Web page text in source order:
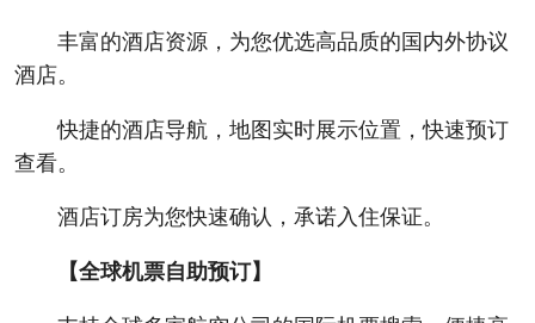
丰富的酒店资源，为您优选高品质的国内外协议
酒店。
快捷的酒店导航，地图实时展示位置，快速预订
查看。
酒店订房为您快速确认，承诺入住保证。
【全球机票自助预订】